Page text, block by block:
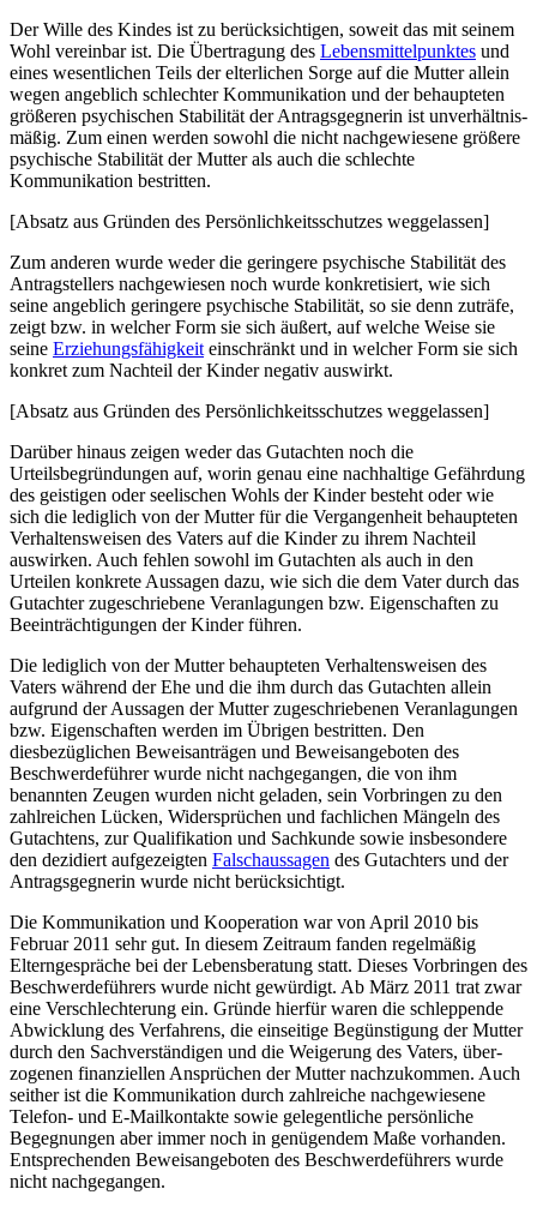
Der Wille des Kindes ist zu berücksichtigen, soweit das mit seinem
Wohl vereinbar ist. Die Übertragung des Lebensmittelpunktes und
eines wesentlichen Teils der elterlichen Sorge auf die Mutter allein
wegen angeblich schlechter Kommunikation und der behaupteten
größeren psychischen Stabilität der Antrags­gegnerin ist unverhältnis­
mäßig. Zum einen werden sowohl die nicht nachgewiesene größere
psychische Stabilität der Mutter als auch die schlechte
Kommunikation bestritten.
[Absatz aus Gründen des Persönlichkeitsschutzes weggelassen]
Zum anderen wurde weder die geringere psychische Stabilität des
Antragstellers nachgewiesen noch wurde konkretisiert, wie sich
seine angeblich geringere psychische Stabilität, so sie denn zuträfe,
zeigt bzw. in welcher Form sie sich äußert, auf welche Weise sie
seine Erziehungsfähigkeit einschränkt und in welcher Form sie sich
konkret zum Nachteil der Kinder negativ auswirkt.
[Absatz aus Gründen des Persönlichkeitsschutzes weggelassen]
Darüber hinaus zeigen weder das Gutachten noch die
Urteilsbegründungen auf, worin genau eine nachhaltige Gefährdung
des geistigen oder seelischen Wohls der Kinder besteht oder wie
sich die lediglich von der Mutter für die Vergangenheit behaupteten
Verhaltens­weisen des Vaters auf die Kinder zu ihrem Nachteil
auswirken. Auch fehlen sowohl im Gutachten als auch in den
Urteilen konkrete Aussagen dazu, wie sich die dem Vater durch das
Gutachter zugeschriebene Veranlagungen bzw. Eigenschaften zu
Beeinträchtigungen der Kinder führen.
Die lediglich von der Mutter behaupteten Verhaltensweisen des
Vaters während der Ehe und die ihm durch das Gutachten allein
aufgrund der Aussagen der Mutter zugeschriebenen Veranlagungen
bzw. Eigenschaften werden im Übrigen bestritten. Den
diesbezüglichen Beweis­anträgen und Beweis­angeboten des
Beschwerde­führer wurde nicht nachgegangen, die von ihm
benannten Zeugen wurden nicht geladen, sein Vorbringen zu den
zahlreichen Lücken, Widersprüchen und fachlichen Mängeln des
Gutachtens, zur Qualifikation und Sachkunde sowie insbesondere
den dezidiert aufgezeigten Falschaussagen des Gutachters und der
Antrags­gegnerin wurde nicht berücksichtigt.
Die Kommunikation und Kooperation war von April 2010 bis
Februar 2011 sehr gut. In diesem Zeitraum fanden regelmäßig
Eltern­gespräche bei der Lebens­beratung statt. Dieses Vorbringen des
Beschwerde­führers wurde nicht gewürdigt. Ab März 2011 trat zwar
eine Verschlechterung ein. Gründe hierfür waren die schleppende
Abwicklung des Verfahrens, die einseitige Begünstigung der Mutter
durch den Sachverständigen und die Weigerung des Vaters, über­
zogenen finanziellen Ansprüchen der Mutter nachzukommen. Auch
seither ist die Kommunikation durch zahlreiche nach­gewiesene
Telefon- und E-Mailkontakte sowie gelegentliche persönliche
Begegnungen aber immer noch in genügendem Maße vorhanden.
Entsprechenden Beweis­angeboten des Beschwerde­führers wurde
nicht nachgegangen.